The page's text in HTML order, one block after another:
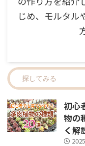
じめ、モルタル
初心
物の
く解